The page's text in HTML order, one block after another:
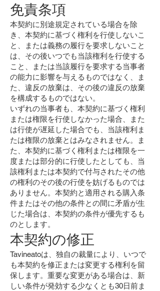
免責条項
本契約に別途規定されている場合を除
き、本契約に基づく権利を行使しないこ
と、または義務の履行を要求しないこと
は、その後いつでも当該権利を行使する
こと、または当該履行を要求する当事者
の能力に影響を与えるものではなく、ま
た、違反の放棄は、その後の違反の放棄
を構成するものではない。
いずれの当事者も、本契約に基づく権利
または権限を行使しなかった場合、また
は行使が遅延した場合でも、当該権利ま
たは権限の放棄とはみなされません。ま
た、本契約に基づく権利または権限を一
度または部分的に行使したとしても、当
該権利または本契約で付与されたその他
の権利のその後の行使を妨げるものでは
ありません。本契約と適用される購入条
件またはその他の条件との間に矛盾が生
じた場合は、本契約の条件が優先するも
のとします。
本契約の修正
Tavineatoは、独自の裁量により、いつで
も本契約を修正または変更する権利を留
保します。重要な変更がある場合は、新
しい条件が発効する少なくとも30日前ま